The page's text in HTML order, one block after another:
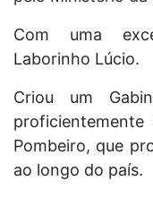
Com uma
Laborinho Lúcio.
Criou um
Pombeiro, que
ao longo do país.